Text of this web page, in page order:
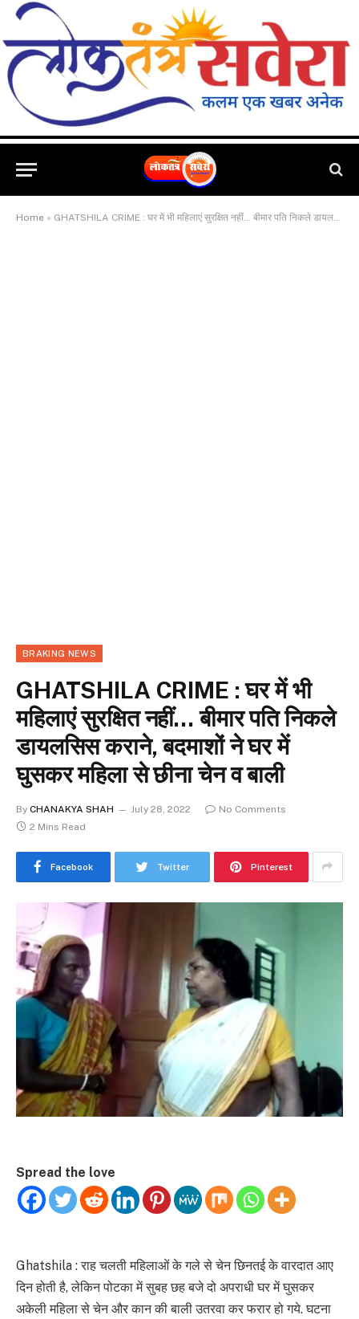
Home » GHATSHILA CRIME : घर में भी महिलाएं सुरक्षित नहीं… बीमार पति निकले डायलसिस कराने, बदमाशों ने घर में घुसकर महिला से छीना चेन व बाली
BRAKING NEWS
GHATSHILA CRIME : घर में भी
महिलाएं सुरक्षित नहीं… बीमार पति निकले
डायलसिस कराने, बदमाशों ने घर में
घुसकर महिला से छीना चेन व बाली
By CHANAKYA SHAH July 28, 2022
No Comments
2 Mins Read
Facebook Twitter Pinterest
Spread the love
Ghatshila : राह चलती महिलाओं के गले से चेन छिनतई के वारदात आए
दिन होती है, लेकिन पोटका में सुबह छह बजे दो अपराधी घर में घुसकर
अकेली महिला से चेन और कान की बाली उतरवा कर फरार हो गये. घटना